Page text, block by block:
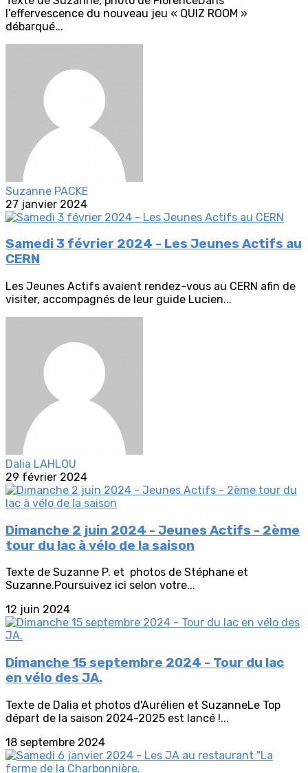
l’effervescence du nouveau jeu « QUIZ ROOM »
débarqué...
Suzanne PACKE
27 janvier 2024
Samedi 3 février 2024 - Les Jeunes Actifs au
CERN
Les Jeunes Actifs avaient rendez-vous au CERN afin de
visiter, accompagnés de leur guide Lucien...
Dalia LAHLOU
29 février 2024
Dimanche 2 juin 2024 - Jeunes Actifs - 2ème
tour du lac à vélo de la saison
Texte de Suzanne P. et photos de Stéphane et
Suzanne.Poursuivez ici selon votre...
12 juin 2024
Dimanche 15 septembre 2024 - Tour du lac
en vélo des JA.
Texte de Dalia et photos d'Aurélien et SuzanneLe Top
départ de la saison 2024-2025 est lancé !...
18 septembre 2024